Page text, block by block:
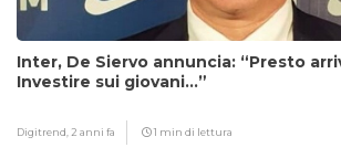
Inter, De Siervo annuncia: “Presto
Investire sui giovani…”
Digitrend, 2 anni fa 1 min di lettura